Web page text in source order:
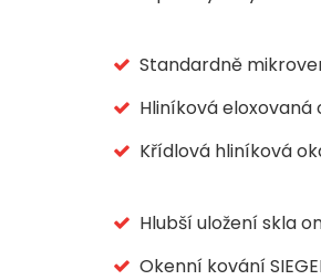
Standardně
Hliníková
Křídlová hliníková
Hlubší uložení skla
Okenní kování